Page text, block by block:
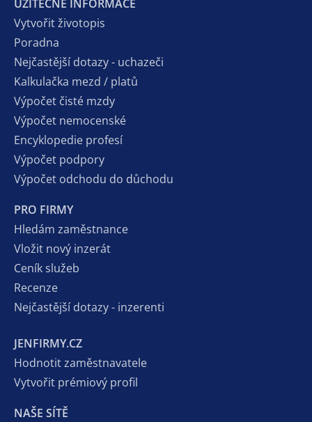
UŽITEČNÉ INFORMACE
Vytvořit životopis
Poradna
Nejčastější dotazy - uchazeči
Kalkulačka mezd / platů
Výpočet čisté mzdy
Výpočet nemocenské
Encyklopedie profesí
Výpočet podpory
Výpočet odchodu do důchodu
PRO FIRMY
Hledám zaměstnance
Vložit nový inzerát
Ceník služeb
Recenze
Nejčastější dotazy - inzerenti
JENFIRMY.CZ
Hodnotit zaměstnavatele
Vytvořit prémiový profil
NAŠE SÍTĚ